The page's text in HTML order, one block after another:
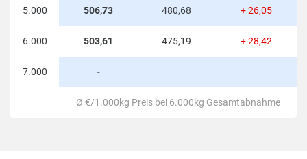
5.000 506,73 480,68 + 26,05
6.000 503,61 475,19 + 28,42
7.000 - - -
Ø €/1.000kg Preis bei 6.000kg Gesamtabnahme